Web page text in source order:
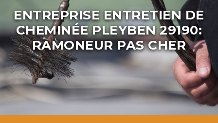
ENTREPRISE ENTRETIEN DE
CHEMINÉE PLEYBEN 29190:
RAMONEUR PAS CHER